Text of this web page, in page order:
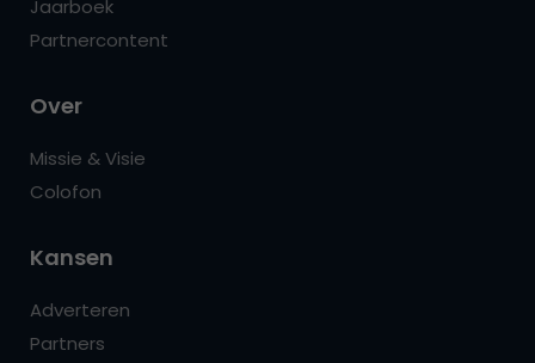
Jaarboek
Partnercontent
Over
Missie & Visie
Colofon
Kansen
Adverteren
Partners